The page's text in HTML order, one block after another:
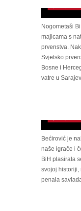
Nogometaši
majicama s
prvenstva.
Svjetsko
Bosne i
vatre u
DENIS
Bećirović je
naše igrače i
BiH plasirala
svojoj historiji,
penala
BARAŽ